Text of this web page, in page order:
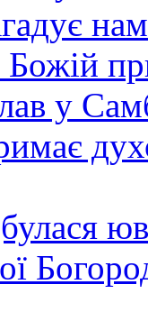
Божій
у